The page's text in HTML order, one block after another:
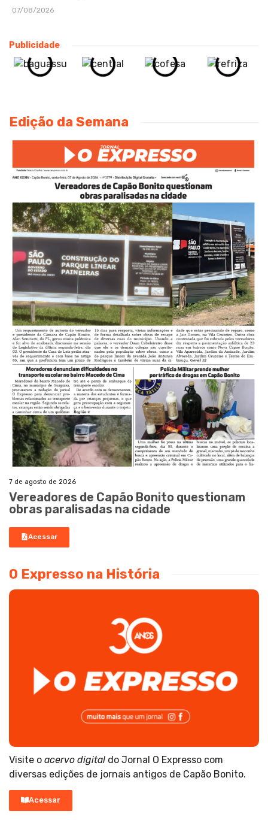
07/08/2026
Publicidade
Edição da Semana
7 de agosto de 2026
Vereadores de Capão Bonito questionam
obras paralisadas na cidade
Acessar
O Expresso na História
Visite o acervo digital do Jornal O Expresso com
diversas edições de jornais antigos de Capão Bonito.
Acessar